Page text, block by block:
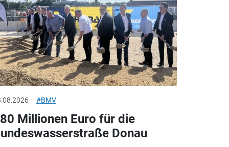
#BMV
Millionen Euro für die
Donau